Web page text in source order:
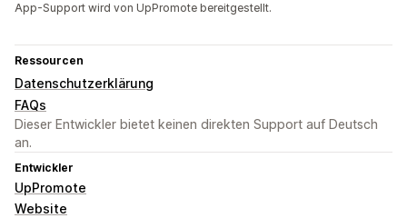
App-Support wird von UpPromote bereitgestellt.
Ressourcen
Datenschutzerklärung
FAQs
Dieser Entwickler bietet keinen direkten Support auf Deutsch
an.
Entwickler
UpPromote
Website